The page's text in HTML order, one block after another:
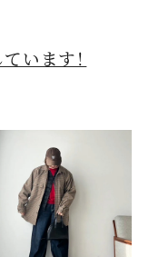
います！